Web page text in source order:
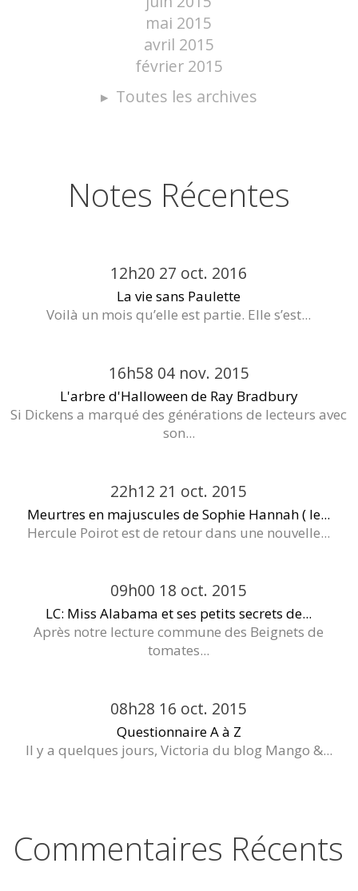
mai 2015
avril 2015
février 2015
Toutes les archives
Notes Récentes
12h20 27 oct. 2016
La vie sans Paulette
Voilà un mois qu’elle est partie. Elle s’est...
16h58 04 nov. 2015
L'arbre d'Halloween de Ray Bradbury
Si Dickens a marqué des générations de lecteurs avec
son...
22h12 21 oct. 2015
Meurtres en majuscules de Sophie Hannah ( le...
Hercule Poirot est de retour dans une nouvelle...
09h00 18 oct. 2015
LC: Miss Alabama et ses petits secrets de...
Après notre lecture commune des Beignets de
tomates...
08h28 16 oct. 2015
Questionnaire A à Z
Il y a quelques jours, Victoria du blog Mango &...
Commentaires Récents